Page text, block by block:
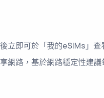
立即可於「我的eSIMs」
網路，基於網路穩定性建